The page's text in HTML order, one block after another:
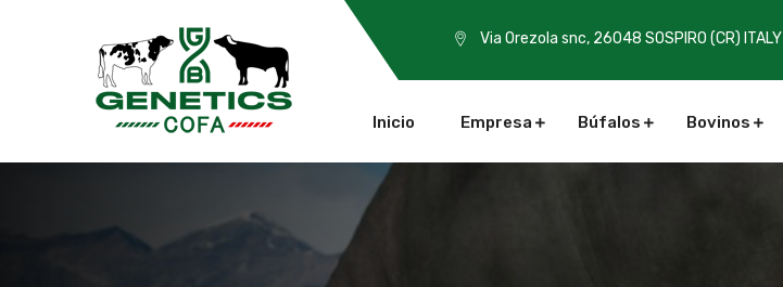
Via Orezola snc, 26048 SOSPIRO (CR) ITALY
Inicio Empresa Búfalos Bovinos